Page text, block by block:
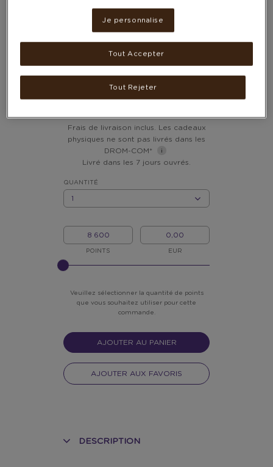
HOUSSE DE PROTECTION
POUR ORDINATEUR
PORTABLE 14 POUCES –
BELKIN
8 600 POINTS
Frais de livraison inclus. Les cadeaux
physiques ne sont pas livrés dans les
DROM-COM*
Livré dans les 7 jours ouvrés.
QUANTITÉ
MON/MA
POINTS
MON
ARGENT
EUR
?
Veuillez sélectionner la quantité de points
que vous souhaitez utiliser pour cette
commande.
AJOUTER AU PANIER
AJOUTER AUX FAVORIS
DESCRIPTION
Je personnalise
Tout Rejeter
Tout Accepter